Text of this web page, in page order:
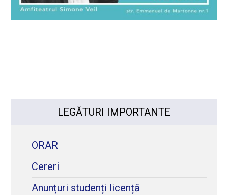
LEGĂTURI IMPORTANTE
ORAR
Cereri
Anunțuri studenți licență